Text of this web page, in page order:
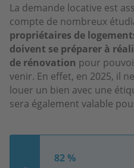
La demande locative est
compte de nombreux
propriétaires de
doivent se préparer à
de rénovation pour
venir. En effet, en 2025, il
louer un bien avec une
sera également valable
82 %